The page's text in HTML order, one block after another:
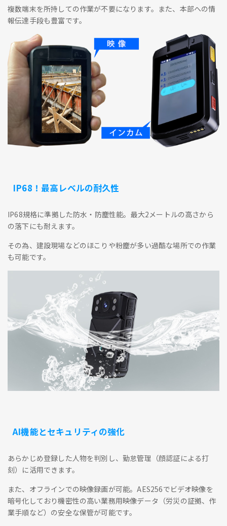
複数端末を所持しての作業が不要になります。また、本部への情
報伝達手段も豊富です。
IP68！最高レベルの耐久性
IP68規格に準拠した防水・防塵性能。最大2メートルの高さから
の落下にも耐えます。
その為、建設現場などのほこりや粉塵が多い過酷な場所での作業
も可能です。
AI機能とセキュリティの強化
あらかじめ登録した人物を判別し、勤怠管理（顔認証による打
刻）に活用できます。
また、オフラインでの映像録画が可能。AES256でビデオ映像を
暗号化しており機密性の高い業務用映像データ（労災の証拠、作
業手順など）の安全な保管が可能です。